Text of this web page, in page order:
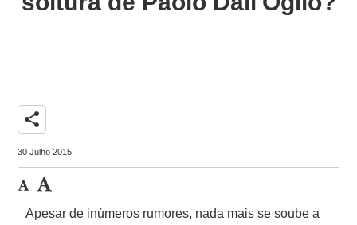
share
30 Julho 2015
Apesar de inúmeros rumores, nada mais se soube a